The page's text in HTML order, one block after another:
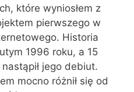
które wyniosłem z
pierwszego w
Historia
1996 roku, a 15
jego debiut.
mocno różnił się od